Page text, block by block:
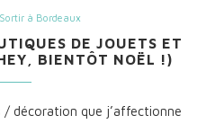
Sortir à Bordeaux
DE JOUETS ET
BIENTÔT NOËL !)
décoration que j’affectionne